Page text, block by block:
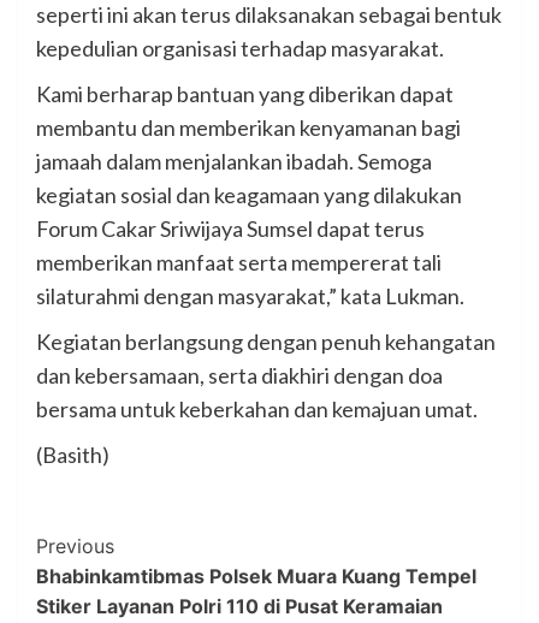
seperti ini akan terus dilaksanakan sebagai bentuk
kepedulian organisasi terhadap masyarakat.
Kami berharap bantuan yang diberikan dapat
membantu dan memberikan kenyamanan bagi
jamaah dalam menjalankan ibadah. Semoga
kegiatan sosial dan keagamaan yang dilakukan
Forum Cakar Sriwijaya Sumsel dapat terus
memberikan manfaat serta mempererat tali
silaturahmi dengan masyarakat,” kata Lukman.
Kegiatan berlangsung dengan penuh kehangatan
dan kebersamaan, serta diakhiri dengan doa
bersama untuk keberkahan dan kemajuan umat.
(Basith)
Post
Navigation
Previous
Bhabinkamtibmas Polsek Muara Kuang Tempel
Stiker Layanan Polri 110 di Pusat Keramaian